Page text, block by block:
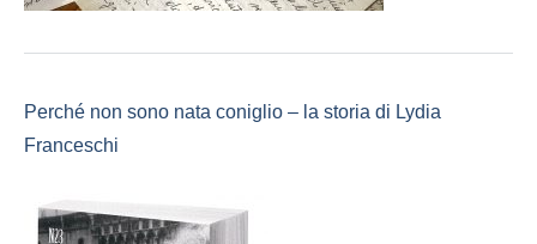
Perché non sono nata coniglio – la storia di Lydia
Franceschi